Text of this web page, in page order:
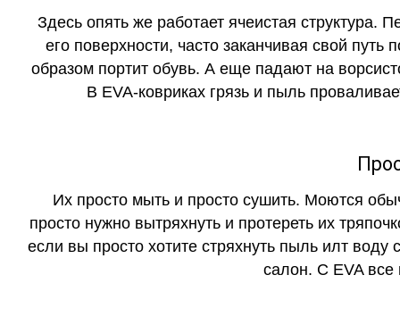
Здесь опять же работает ячеистая структура.
его поверхности, часто заканчивая свой
образом портит обувь. А еще падают на
В EVA-ковриках грязь и пыль
Их просто мыть и просто сушить. Моются
просто нужно вытряхнуть и протереть их
если вы просто хотите стряхнуть пыль илт воду
салон. С EVA все